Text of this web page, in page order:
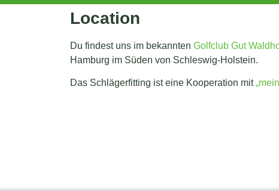
Location
Du findest uns im bekannten Golfclub Gut
Hamburg im Süden von Schleswig-Holstein.
Das Schlägerfitting ist eine Kooperation mit